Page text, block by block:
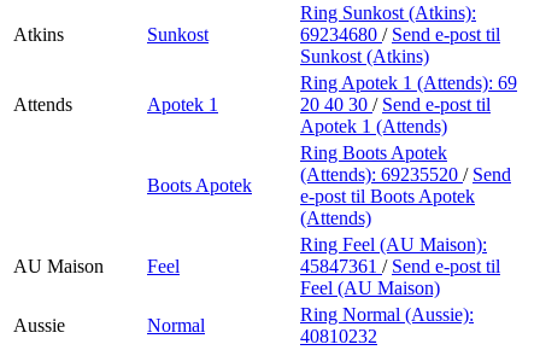
Atkins Sunkost
Ring Sunkost (Atkins):
69234680 / Send e-post til
Sunkost (Atkins)
Attends Apotek 1
Ring Apotek 1 (Attends): 69
20 40 30 / Send e-post til
Apotek 1 (Attends)
Boots Apotek
Ring Boots Apotek
(Attends): 69235520 / Send
e-post til Boots Apotek
(Attends)
AU Maison Feel
Ring Feel (AU Maison):
45847361 / Send e-post til
Feel (AU Maison)
Aussie
Normal
Ring Normal (Aussie):
40810232